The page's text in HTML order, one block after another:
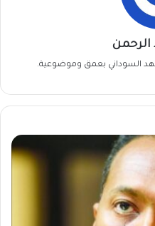
السوداني بعمق وموضوعية.